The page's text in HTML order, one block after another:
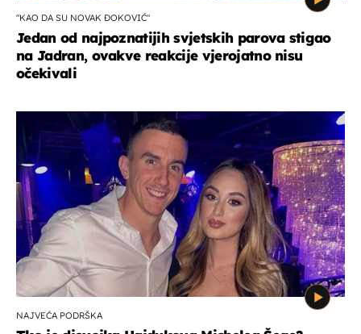
"KAO DA SU NOVAK ĐOKOVIĆ"
Jedan od najpoznatijih svjetskih parova stigao
na Jadran, ovakve reakcije vjerojatno nisu
očekivali
NAJVEĆA PODRŠKA